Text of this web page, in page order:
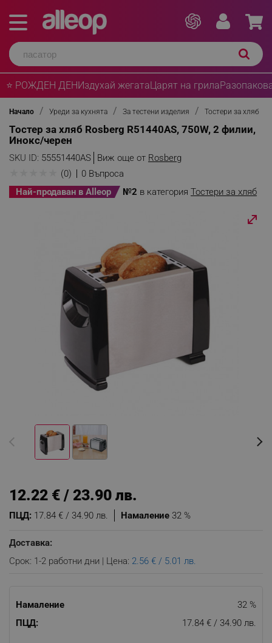
⭐ РОЖДЕН ДЕНИздухай жегатаЦарят на грила
Начало Уреди за кухнята За тестени изделия Тостери за хляб
Тостер за хляб Rosberg R51440AS, 750W, 2 филии,
Инокс/черен
SKU ID: 55551440AS Виж още от Rosberg
(0)
0 Въпроса
Най-продаван в Alleop
№2 в категория Тостери за хляб
Намаление 32 %
ПЦД: 17.84 € / 34.90 лв.
12.22 € / 23.90 лв.
Доставка:
Срок: 1-2 работни дни | Цена: 2.56 € / 5.01 лв.
Намаление
32 %
ПЦД:
17.84 € / 34.90 лв.